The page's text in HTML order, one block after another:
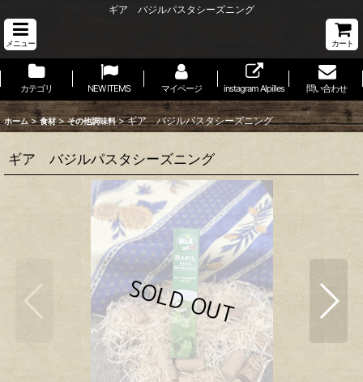
ギア バジルパスタシーズニング
メニュー カート
カテゴリ NEW ITEMS マイページ instagram Alpilles 問い合わせ
ホーム > 食材 > その他調味料 > ギア バジルパスタシーズニング
ギア バジルパスタシーズニング